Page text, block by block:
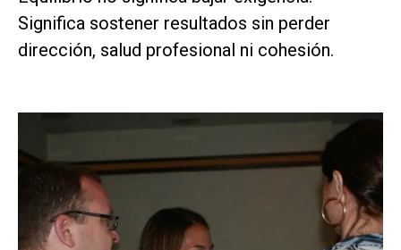
Significa sostener resultados sin perder
dirección, salud profesional ni cohesión.